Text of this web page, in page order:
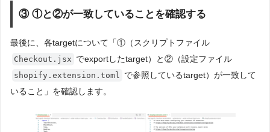
③ ①と②が一致していることを確認する
最後に、各targetについて「①（スクリプトファイル
Checkout.jsx でexportしたtarget）と②（設定ファイル
shopify.extension.toml で参照しているtarget）が一致して
いること」を確認します。